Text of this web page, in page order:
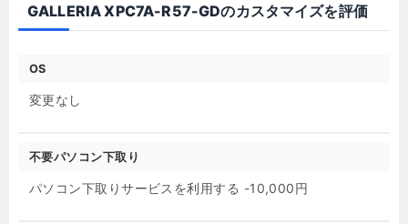
GALLERIA XPC7A-R57-GDのカスタマイズを評価
OS
変更なし
不要パソコン下取り
パソコン下取りサービスを利用する -10,000円